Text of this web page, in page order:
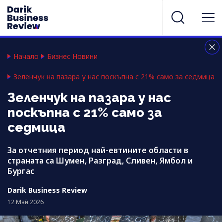
Начало Бизнес Новини
Зеленчук на пазара у нас поскъпна с 21% само за седмица
Зеленчук на пазара у нас
поскъпна с 21% само за
седмица
За отчетния период най-евтините области в
страната са Шумен, Разград, Сливен, Ямбол и
Бургас
Darik Business Review
12 Май 2026